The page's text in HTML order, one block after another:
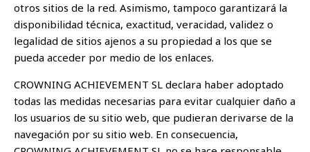
otros sitios de la red. Asimismo, tampoco garantizará la
disponibilidad técnica, exactitud, veracidad, validez o
legalidad de sitios ajenos a su propiedad a los que se
pueda acceder por medio de los enlaces.
CROWNING ACHIEVEMENT SL declara haber adoptado
todas las medidas necesarias para evitar cualquier daño a
los usuarios de su sitio web, que pudieran derivarse de la
navegación por su sitio web. En consecuencia,